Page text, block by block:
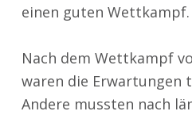
einen guten Wettkampf.
Nach dem Wettkampf
waren die Erwartungen
Andere mussten nach